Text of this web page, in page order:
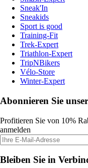
Sneak'In
Sneakids
Sport is good
Training-Fit
Trek-Expert
Triathlon-Expert
TripNBikers
Vélo-Store
Winter-Expert
Abonnieren Sie
Profitieren Sie von 10%
anmelden
Bleiben Sie in